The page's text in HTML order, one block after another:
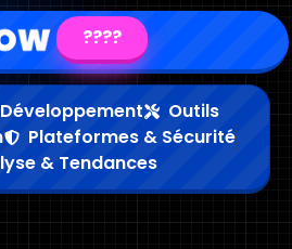
????
Développement
Outils
Plateformes & Sécurité
& Tendances